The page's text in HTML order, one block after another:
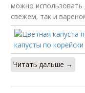
можно использовать
свежем, так и
Читать дальше →